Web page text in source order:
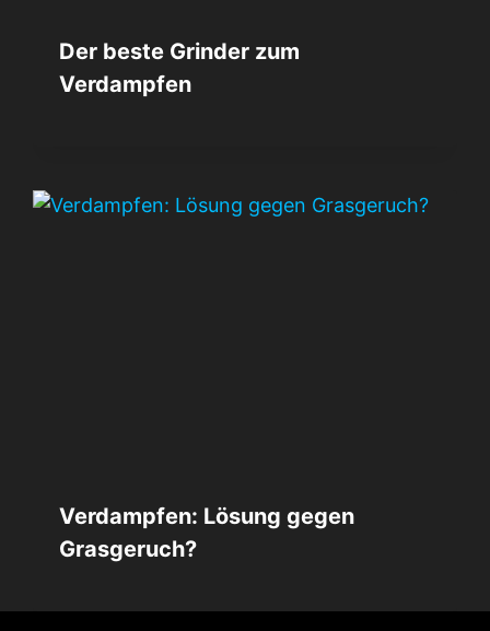
Der beste Grinder zum
Verdampfen
Verdampfen: Lösung gegen
Grasgeruch?